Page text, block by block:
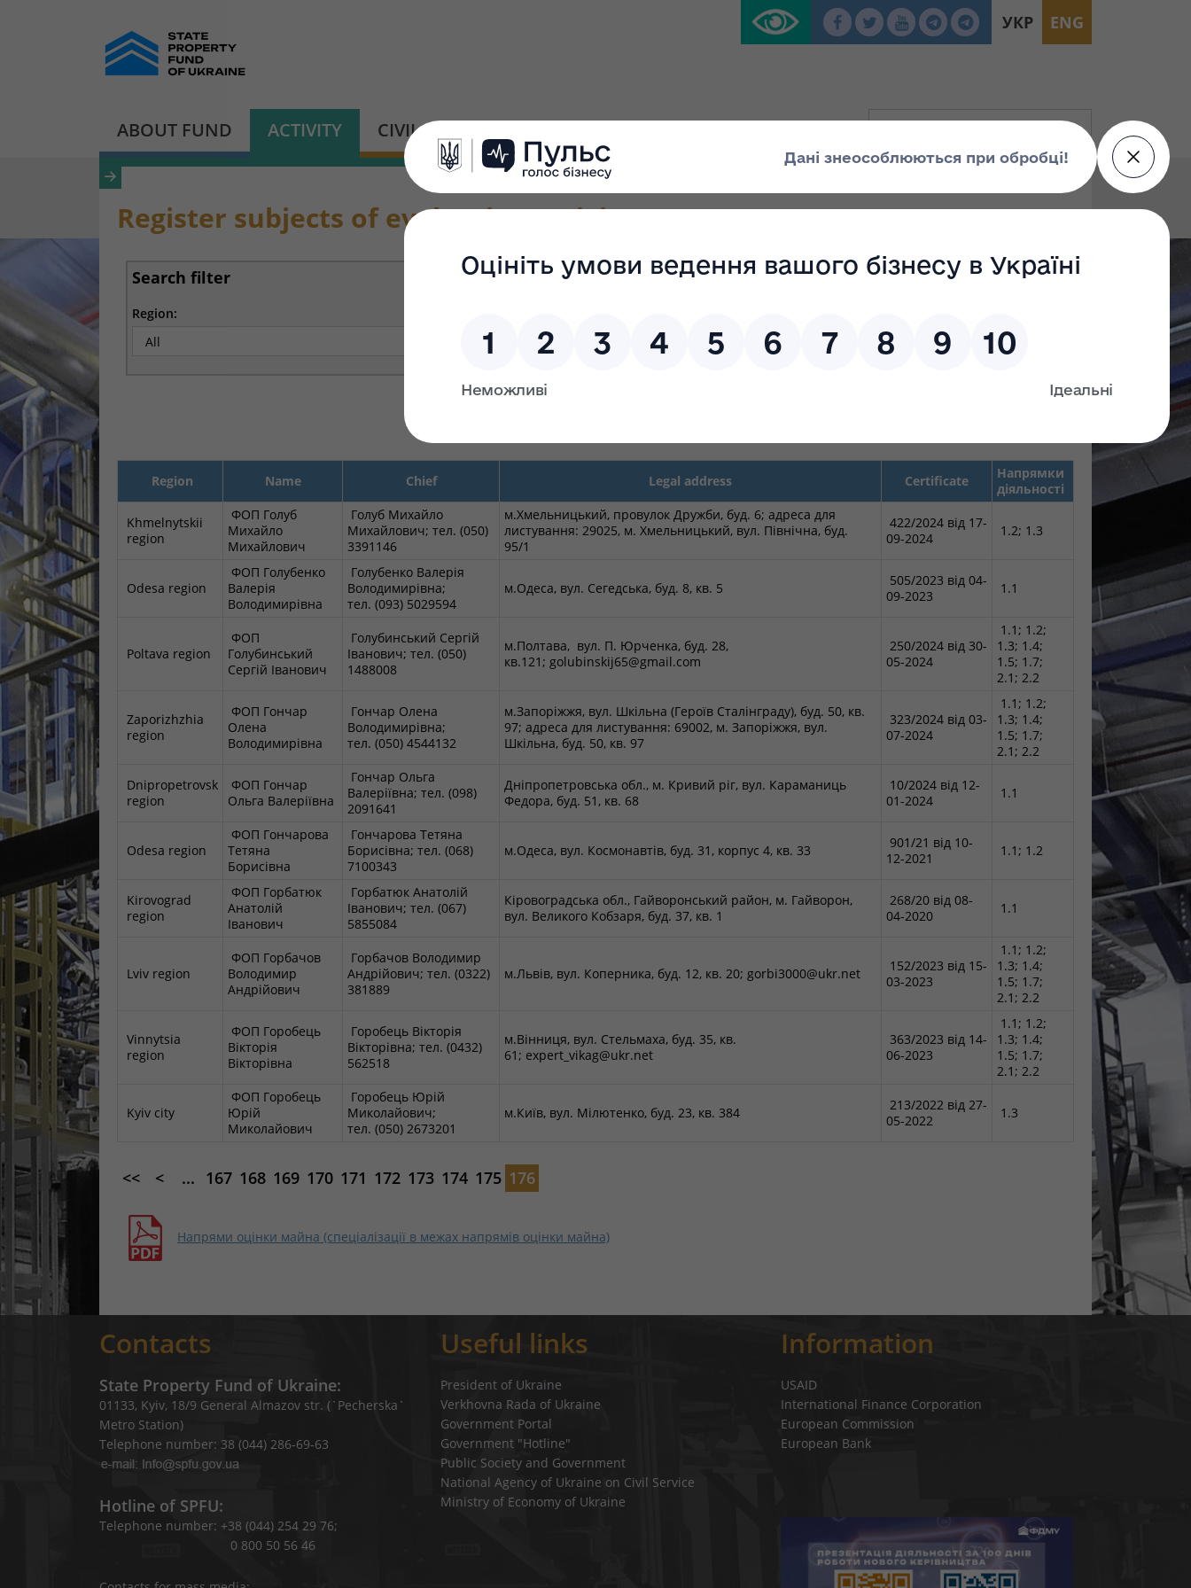
УКР ENG
ABOUT FUND ACTIVITY CIVIL PLATFORM
Register subjects of evaluation activity
Search filter
Region:
Region Name Chief Legal address Certificate
Напрямки
діяльності
Khmelnytskii
region
ФОП Голуб
Михайло
Михайлович
Голуб Михайло
Михайлович; тел. (050)
3391146
м.Хмельницький, провулок Дружби, буд. 6; адреса для
листування: 29025, м. Хмельницький, вул. Північна, буд.
95/1
422/2024 від 17-
09-2024
1.2; 1.3
Odesa region
ФОП Голубенко
Валерія
Володимирівна
Голубенко Валерія
Володимирівна;
тел. (093) 5029594
м.Одеса, вул. Сегедська, буд. 8, кв. 5
505/2023 від 04-
09-2023
1.1
Poltava region
ФОП
Голубинський
Сергій Іванович
Голубинський Сергій
Іванович; тел. (050)
1488008
м.Полтава, вул. П. Юрченка, буд. 28,
кв.121; golubinskij65@gmail.com
250/2024 від 30-
05-2024
1.1; 1.2;
1.3; 1.4;
1.5; 1.7;
2.1; 2.2
Zaporizhzhia
region
ФОП Гончар
Олена
Володимирівна
Гончар Олена
Володимирівна;
тел. (050) 4544132
м.Запоріжжя, вул. Шкільна (Героїв Сталінграду), буд. 50, кв.
97; адреса для листування: 69002, м. Запоріжжя, вул.
Шкільна, буд. 50, кв. 97
323/2024 від 03-
07-2024
1.1; 1.2;
1.3; 1.4;
1.5; 1.7;
2.1; 2.2
Dnipropetrovsk
region
ФОП Гончар
Ольга Валеріївна
Гончар Ольга
Валеріївна; тел. (098)
2091641
Дніпропетровська обл., м. Кривий ріг, вул. Караманиць
Федора, буд. 51, кв. 68
10/2024 від 12-
01-2024
1.1
Odesa region
ФОП Гончарова
Тетяна
Борисівна
Гончарова Тетяна
Борисівна; тел. (068)
7100343
м.Одеса, вул. Космонавтів, буд. 31, корпус 4, кв. 33
901/21 від 10-
12-2021
1.1; 1.2
Kirovograd
region
ФОП Горбатюк
Анатолій
Іванович
Горбатюк Анатолій
Іванович; тел. (067)
5855084
Кіровоградська обл., Гайворонський район, м. Гайворон,
вул. Великого Кобзаря, буд. 37, кв. 1
268/20 від 08-
04-2020
1.1
Lviv region
ФОП Горбачов
Володимир
Андрійович
Горбачов Володимир
Андрійович; тел. (0322)
381889
м.Львів, вул. Коперника, буд. 12, кв. 20; gorbi3000@ukr.net
152/2023 від 15-
03-2023
1.1; 1.2;
1.3; 1.4;
1.5; 1.7;
2.1; 2.2
Vinnytsia
region
ФОП Горобець
Вікторія
Вікторівна
Горобець Вікторія
Вікторівна; тел. (0432)
562518
м.Вінниця, вул. Стельмаха, буд. 35, кв.
61; expert_vikag@ukr.net
363/2023 від 14-
06-2023
1.1; 1.2;
1.3; 1.4;
1.5; 1.7;
2.1; 2.2
Kyiv city
ФОП Горобець
Юрій
Миколайович
Горобець Юрій
Миколайович;
тел. (050) 2673201
м.Київ, вул. Мілютенко, буд. 23, кв. 384
213/2022 від 27-
05-2022
1.3
<< < ... 167 168 169 170 171 172 173 174 175 176
Напрями оцінки майна (спеціалізації в межах напрямів оцінки майна)
Contacts
State Property Fund of Ukraine:
01133, Kyiv, 18/9 General Almazov str. (`Pecherska`
Metro Station)
Telephone number: 38 (044) 286-69-63
Hotline of SPFU:
Telephone number: +38 (044) 254 29 76;
0 800 50 56 46
Useful links
President of Ukraine
Verkhovna Rada of Ukraine
Government Portal
Government "Hotline"
Public Society and Government
National Agency of Ukraine on Civil Service
Ministry of Economy of Ukraine
Information
USAID
International Finance Corporation
European Commission
European Bank